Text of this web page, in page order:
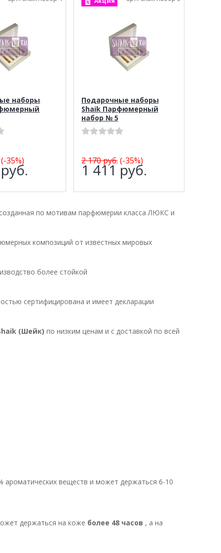
наборы
35%)
руб.
Подарочные наборы
Shaik Парфюмерный
набор № 5
2 170руб.(-35%)
1 411руб.
по мотивам парфюмерии класса ЛЮКС и
композиций от известных мировых
более стойкой
сертифицирована и имеет декларации
(Шейк) по низким ценам и с доставкой по всей
3 часа.
веществ и может держаться 6-10
держаться на коже более 48 часов , а на